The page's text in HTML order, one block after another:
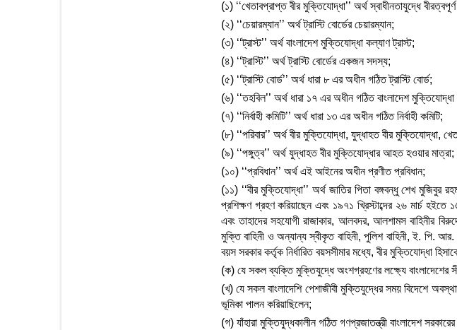
(১) ‘‘খেতাবপ্রাপ্ত বীর মুক্তিযোদ্ধা’’ অর্থ স্বাধীনতাযুদ্ধে
(২) ‘‘চেয়ারম্যান’’ অর্থ ট্রাস্টি বোর্ডের চেয়ারম্যান;
(৩) ‘‘ট্রাস্ট’’ অর্থ বাংলাদেশ মুক্তিযোদ্ধা কল্যাণ ট্রাস্ট;
(৪) ‘‘ট্রাস্টি’’ অর্থ ট্রাস্টি বোর্ডের একজন সদস্য;
(৫) ‘‘ট্রাস্টি বোর্ড’’ অর্থ ধারা ৮ এর অধীন গঠিত ট্রাস্টি বোর্ড;
(৬) ‘‘তহবিল’’ অর্থ ধারা ১৭ এর অধীন গঠিত বাংলাদেশ
(৭) ‘‘নির্বাহী কমিটি’’ অর্থ ধারা ১৩ এর অধীন গঠিত নির্বাহী কমিটি;
(৮) ‘‘পরিবার’’ অর্থ বীর মুক্তিযোদ্ধা, যুদ্ধাহত বীর মুক্তিযোদ্ধা,
(৯) ‘‘পঙ্গুত্ব’’ অর্থ যুদ্ধাহত বীর মুক্তিযোদ্ধার আহত হওয়ার মাত্রা;
(১০) ‘‘প্রবিধান’’ অর্থ এই আইনের অধীন প্রণীত প্রবিধান;
(১১) ‘‘বীর মুক্তিযোদ্ধা’’ অর্থ জাতির পিতা বঙ্গবন্ধু শেখ মুজিবুর
প্রশিক্ষণ গ্রহণ করিয়াছেন এবং ১৯৭১ খ্রিস্টাব্দের ২৬ মার্চ হইতে
এবং তাহাদের সহযোগী রাজাকার, আলবদর, আলশামস বাহিনীর
মুক্তি বাহিনী ও অন্যান্য স্বীকৃত বাহিনী, পুলিশ বাহিনী, ই. পি.
বয়স সরকার কর্তৃক নির্ধারিত বয়সসীমার মধ্যে, বীর মুক্তিযোদ্ধা
(ক) যে সকল ব্যক্তি মুক্তিযুদ্ধে অংশগ্রহণের লক্ষ্যে বাংলাদেশের
(খ) যে সকল বাংলাদেশি পেশাজীবী মুক্তিযুদ্ধের সময় বিদেশে
ভূমিকা পালন করিয়াছিলেন;
(গ) যাঁহারা মুক্তিযুদ্ধকালীন গঠিত গণপ্রজাতন্ত্রী বাংলাদেশ